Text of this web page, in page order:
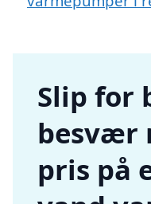
Slip for
besvær
pris på